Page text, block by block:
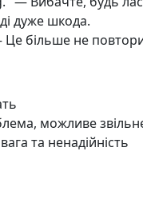
дуже шкода.
більше не
можливе
та ненадійність